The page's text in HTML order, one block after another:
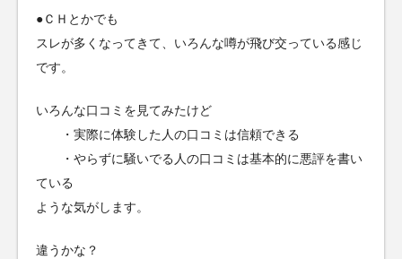
●ＣＨとかでも
スレが多くなってきて、いろんな噂が飛び交っている感じ
です。
いろんな口コミを見てみたけど
・実際に体験した人の口コミは信頼できる
・やらずに騒いでる人の口コミは基本的に悪評を書い
ている
ような気がします。
違うかな？